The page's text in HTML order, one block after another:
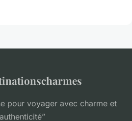
pour voyager avec charme et
authenticité”